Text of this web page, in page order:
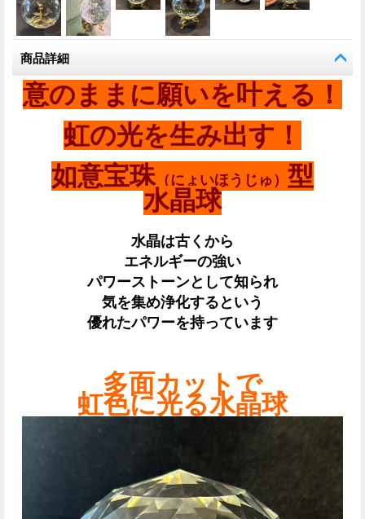
商品詳細
意のままに願いを叶える！
虹の光を生み出す！
如意宝珠（にょいほうじゅ） 型
水晶球
水晶は古くから
エネルギーの強い
パワーストーンとして知られ
気を集め浄化するという
優れたパワーを持っています
多面カットで
虹色に光る水晶球